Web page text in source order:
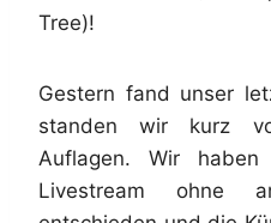
Tree)!
Gestern fand unser
standen wir kurz
Auflagen. Wir
Livestream ohne